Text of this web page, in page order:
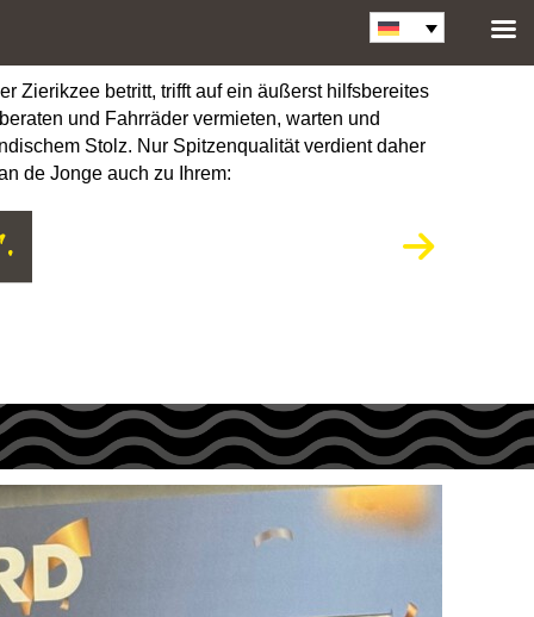
Zierikzee betritt, trifft auf ein äußerst hilfsbereites
und Fahrräder vermieten, warten und
Stolz. Nur Spitzenqualität verdient daher
de Jonge auch zu Ihrem: